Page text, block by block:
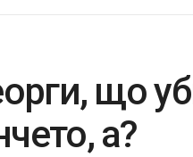
що
а?